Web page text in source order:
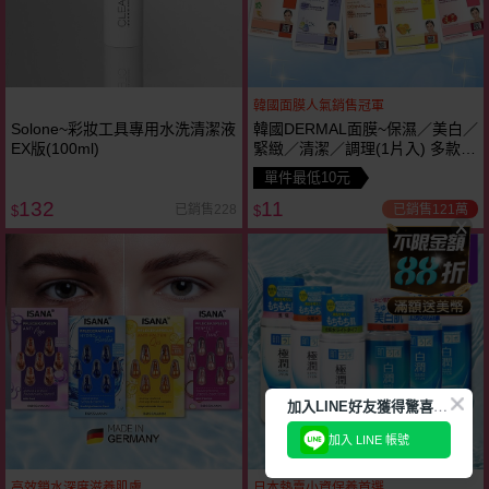
Solone~彩妝工具專用水洗清潔液
EX版(100ml)
$132 已銷售228
韓國面膜人氣銷售冠軍
韓國DERMAL面膜~保濕／美白／
緊緻／清潔／調理(1片入) 多款可
選 ~人氣冠軍
單件最低10元
$11 已銷售121萬
瘋殺
29折
加
入LINE好友獲得驚喜折扣!
加入 LINE 帳號